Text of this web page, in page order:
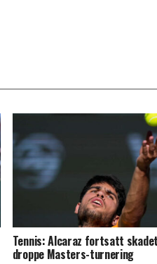
Tennis: Alcaraz fortsatt
droppe Masters-turnering